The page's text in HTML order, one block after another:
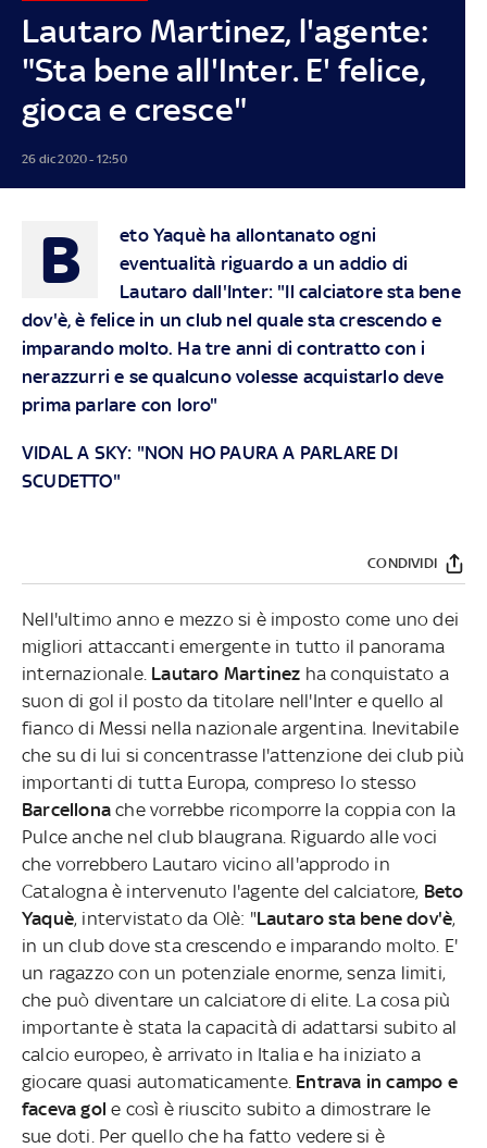
Lautaro Martinez, l'agente:
"Sta bene all'Inter. E' felice,
gioca e cresce"
26 dic 2020 - 12:50
B
eto Yaquè ha allontanato ogni
eventualità riguardo a un addio di
Lautaro dall'Inter: "Il calciatore sta bene
dov'è, è felice in un club nel quale sta crescendo e
imparando molto. Ha tre anni di contratto con i
nerazzurri e se qualcuno volesse acquistarlo deve
prima parlare con loro"
VIDAL A SKY: "NON HO PAURA A PARLARE DI
SCUDETTO"
CONDIVIDI
Nell'ultimo anno e mezzo si è imposto come uno dei
migliori attaccanti emergente in tutto il panorama
internazionale. Lautaro Martinez ha conquistato a
suon di gol il posto da titolare nell'Inter e quello al
fianco di Messi nella nazionale argentina. Inevitabile
che su di lui si concentrasse l'attenzione dei club più
importanti di tutta Europa, compreso lo stesso
Barcellona che vorrebbe ricomporre la coppia con la
Pulce anche nel club blaugrana. Riguardo alle voci
che vorrebbero Lautaro vicino all'approdo in
Catalogna è intervenuto l'agente del calciatore, Beto
Yaquè, intervistato da Olè: "Lautaro sta bene dov'è,
in un club dove sta crescendo e imparando molto. E'
un ragazzo con un potenziale enorme, senza limiti,
che può diventare un calciatore di elite. La cosa più
importante è stata la capacità di adattarsi subito al
calcio europeo, è arrivato in Italia e ha iniziato a
giocare quasi automaticamente. Entrava in campo e
faceva gol e così è riuscito subito a dimostrare le
sue doti. Per quello che ha fatto vedere si è